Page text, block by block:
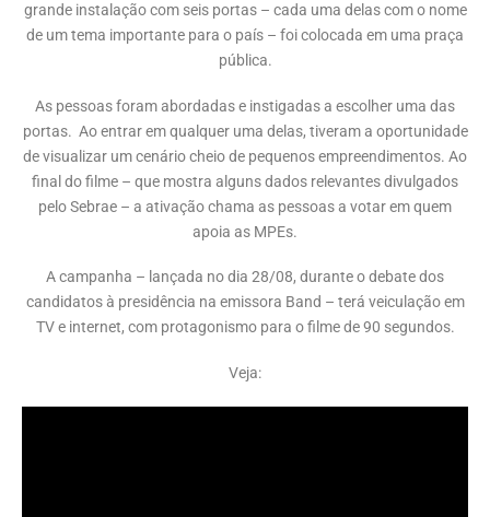
grande instalação com seis portas – cada uma delas com o nome
de um tema importante para o país – foi colocada em uma praça
pública.
As pessoas foram abordadas e instigadas a escolher uma das
portas. Ao entrar em qualquer uma delas, tiveram a oportunidade
de visualizar um cenário cheio de pequenos empreendimentos. Ao
final do filme – que mostra alguns dados relevantes divulgados
pelo Sebrae – a ativação chama as pessoas a votar em quem
apoia as MPEs.
A campanha – lançada no dia 28/08, durante o debate dos
candidatos à presidência na emissora Band – terá veiculação em
TV e internet, com protagonismo para o filme de 90 segundos.
Veja: